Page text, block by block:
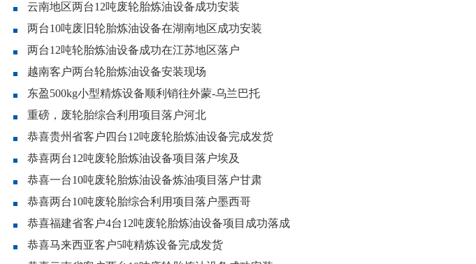
云南地区两台12吨废轮胎炼油设备成功安装
两台10吨废旧轮胎炼油设备在湖南地区成功安装
两台12吨轮胎炼油设备成功在江苏地区落户
越南客户两台轮胎炼油设备安装现场
东盈500kg小型精炼设备顺利销往外蒙-乌兰巴托
重磅，废轮胎综合利用项目落户河北
恭喜贵州省客户四台12吨废轮胎炼油设备完成发货
恭喜两台12吨废轮胎炼油设备项目落户埃及
恭喜一台10吨废轮胎炼油设备炼油项目落户甘肃
恭喜两台10吨废轮胎综合利用项目落户墨西哥
恭喜福建省客户4台12吨废轮胎炼油设备项目成功落成
恭喜马来西亚客户5吨精炼设备完成发货